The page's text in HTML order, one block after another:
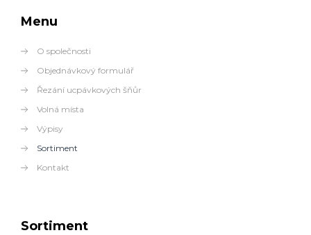
Menu
O společnosti
Objednávkový formulář
Řezání ucpávkových šňůr
Volná místa
Výpisy
Sortiment
Kontakt
Sortiment